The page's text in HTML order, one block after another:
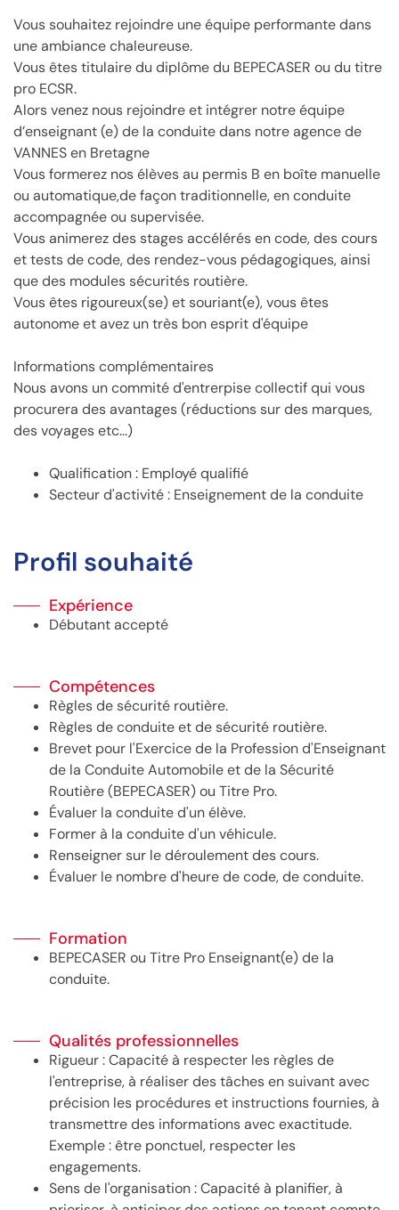
Vous souhaitez rejoindre une équipe performante dans
une ambiance chaleureuse.
Vous êtes titulaire du diplôme du BEPECASER ou du titre
pro ECSR.
Alors venez nous rejoindre et intégrer notre équipe
d’enseignant (e) de la conduite dans notre agence de
VANNES en Bretagne
Vous formerez nos élèves au permis B en boîte manuelle
ou automatique,de façon traditionnelle, en conduite
accompagnée ou supervisée.
Vous animerez des stages accélérés en code, des cours
et tests de code, des rendez-vous pédagogiques, ainsi
que des modules sécurités routière.
Vous êtes rigoureux(se) et souriant(e), vous êtes
autonome et avez un très bon esprit d'équipe
Informations complémentaires
Nous avons un commité d'entrerpise collectif qui vous
procurera des avantages (réductions sur des marques,
des voyages etc...)
Qualification : Employé qualifié
Secteur d'activité : Enseignement de la conduite
Profil souhaité
Expérience
Débutant accepté
Compétences
Règles de sécurité routière.
Règles de conduite et de sécurité routière.
Brevet pour l'Exercice de la Profession d'Enseignant
de la Conduite Automobile et de la Sécurité
Routière (BEPECASER) ou Titre Pro.
Évaluer la conduite d'un élève.
Former à la conduite d'un véhicule.
Renseigner sur le déroulement des cours.
Évaluer le nombre d'heure de code, de conduite.
Formation
BEPECASER ou Titre Pro Enseignant(e) de la
conduite.
Qualités professionnelles
Rigueur : Capacité à respecter les règles de
l'entreprise, à réaliser des tâches en suivant avec
précision les procédures et instructions fournies, à
transmettre des informations avec exactitude.
Exemple : être ponctuel, respecter les
engagements.
Sens de l'organisation : Capacité à planifier, à